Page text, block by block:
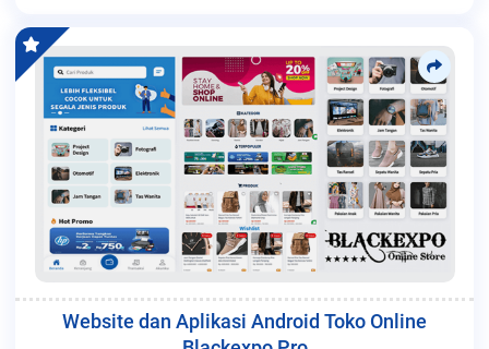
Website dan Aplikasi Android Toko Online